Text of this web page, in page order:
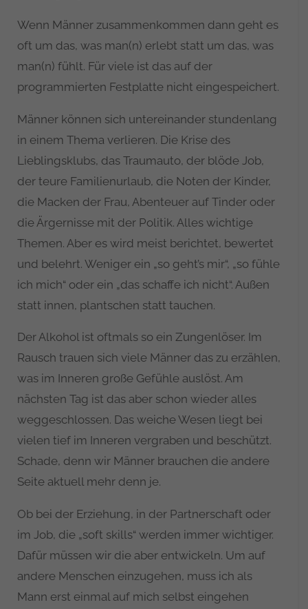
Wenn Männer zusammenkommen dann geht es
oft um das, was man(n) erlebt statt um das, was
man(n) fühlt. Für viele ist das auf der
programmierten Festplatte nicht eingespeichert.
Männer können sich untereinander stundenlang
in einem Thema verlieren. Die Krise des
Lieblingsklubs, das Traumauto, der blöde Job,
der teure Familienurlaub, die Noten der Kinder,
die Macken der Frau, Abenteuer auf Tinder oder
die Ärgernisse mit der Politik. Alles wichtige
Themen. Aber es wird meist berichtet, bewertet
und belehrt. Weniger ein „so geht’s mir“, „so fühle
ich mich“ oder ein „das schaffe ich nicht“. Außen
statt innen, plantschen statt tauchen.
Der Alkohol ist oftmals so ein Zungenlöser. Im
Rausch trauen sich viele Männer das zu erzählen,
was im Inneren große Gefühle auslöst. Am
nächsten Tag ist das aber schon wieder alles
weggeschlossen. Das weiche Wesen liegt bei
vielen tief im Inneren vergraben und beschützt.
Schade, denn wir Männer brauchen die andere
Seite aktuell mehr denn je.
Ob bei der Erziehung, in der Partnerschaft oder
im Job, die „soft skills“ werden immer wichtiger.
Dafür müssen wir die aber entwickeln. Um auf
andere Menschen einzugehen, muss ich als
Mann erst einmal auf mich selbst eingehen